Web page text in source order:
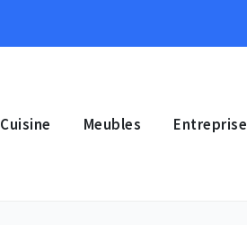
Cuisine Meubles Entreprise